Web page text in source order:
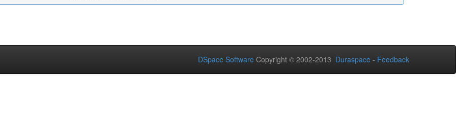
DSpace Software Copyright © 2002-2013 Duraspace - Feedback